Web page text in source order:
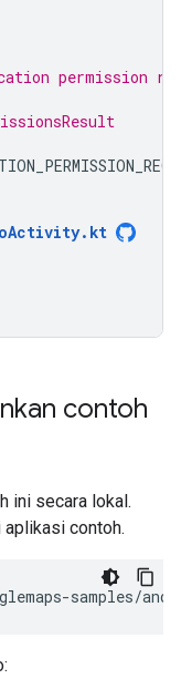
permission
contoh
ini secara lokal.
contoh.
samples/